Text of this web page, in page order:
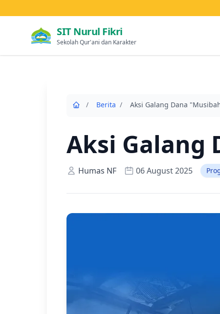
SIT Nurul Fikri
Sekolah Qur'ani dan Karakter
/ Berita / Aksi Galang Dana
Aksi Galang
Humas NF 06 August 2025